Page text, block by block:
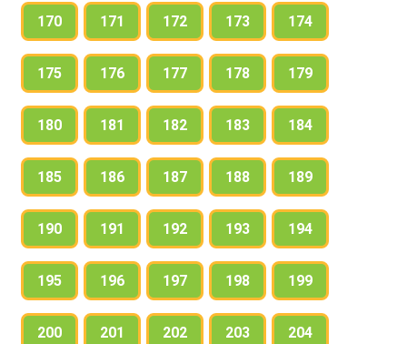
170 171 172 173 174
175 176 177 178 179
180 181 182 183 184
185 186 187 188 189
190 191 192 193 194
195 196 197 198 199
200 201 202 203 204